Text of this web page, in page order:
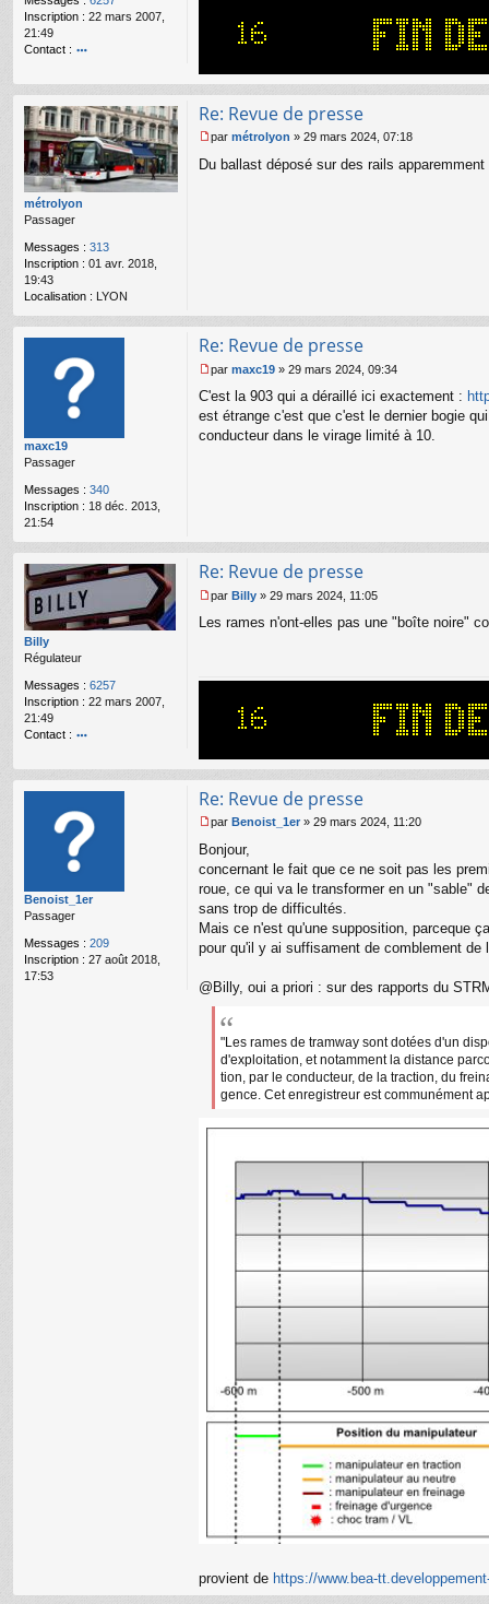
Inscription : 22 mars 2007,
21:49
Contact :
nt
te
r
Bi
lly
l
métrolyon
Passager
Messages : 313
Inscription : 01 avr. 2018,
19:43
Localisation : LYON
Re: Revue de presse
e
l
u
par métrolyon » 29 mars 2024, 07:18
Du ballast déposé sur des rails apparemment
maxc19
Passager
Messages : 340
Inscription : 18 déc. 2013,
21:54
Re: Revue de presse
e
s
s
l
par maxc19 » 29 mars 2024, 09:34
C'est la 903 qui a déraillé ici exactement :
est étrange c'est que c'est le dernier bogie
conducteur dans le virage limité à 10.
Billy
Régulateur
Messages : 6257
Inscription : 22 mars 2007,
21:49
Contact :
nt
r
Bi
lly
Re: Revue de presse
e
l
par Billy » 29 mars 2024, 11:05
Les rames n'ont-elles pas une "boîte noire"
Benoist_1er
Passager
Messages : 209
Inscription : 27 août 2018,
17:53
Re: Revue de presse
e
s
s
g
e
n
n
par Benoist_1er » 29 mars 2024, 11:20
Bonjour,
concernant le fait que ce ne soit pas les
roue, ce qui va le transformer en un "sable"
sans trop de difficultés.
Mais ce n'est qu'une supposition, parceque
pour qu'il y ai suffisament de comblement de
@Billy, oui a priori : sur des rapports du
"Les rames de tramway sont dotées d'un
d'exploitation, et notamment la distance
tion, par le conducteur, de la traction, du
gence. Cet enregistreur est communément
provient de https://www.bea-